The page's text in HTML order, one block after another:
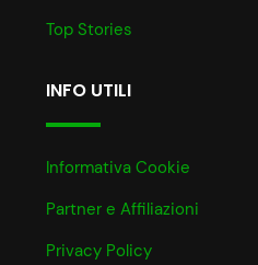
Top Stories
INFO UTILI
Informativa Cookie
Partner e Affiliazioni
Privacy Policy